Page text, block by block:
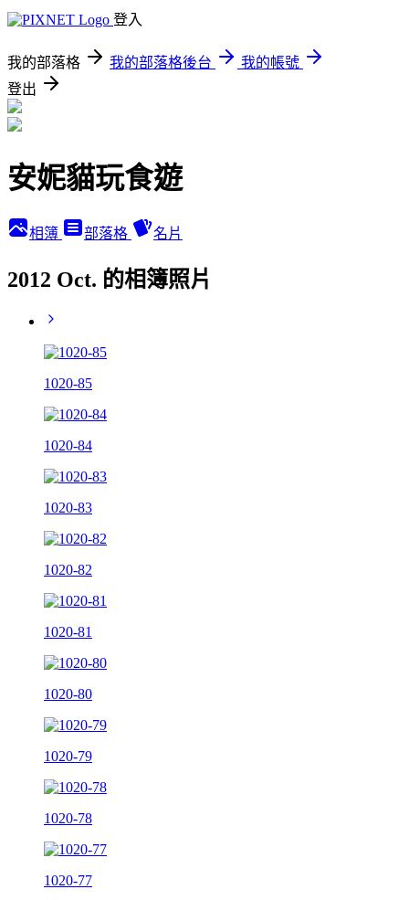
登入
我的部落格 我的部落格後台
我的帳號
登出
安妮貓玩食遊
相簿 部落格 名片
2012 Oct. 的相簿照片
1020-85
1020-84
1020-83
1020-82
1020-81
1020-80
1020-79
1020-78
1020-77